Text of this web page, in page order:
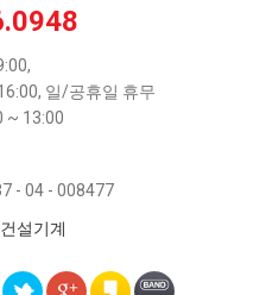
일/공휴일 휴무
~ 13:00
- 04 - 008477
설기계